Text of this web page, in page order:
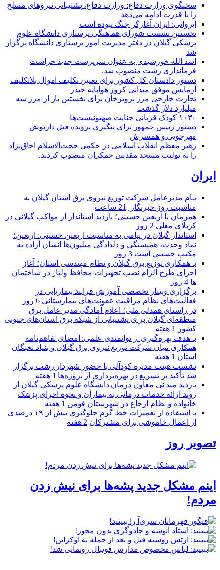
سخنگوی وزارت دفاع: وزارت دفاع، پشتیبانی نیرو‌های مسلح
را با قدرت ادامه می‌دهد
ایروانی: ایران آغازگر جنگ نبوده است
نخستین نشست شورای هماهنگی پرستاری دانشگاه علوم
پزشکی گیلان در دفتر مدیریت امور پرستاری دانشگاه برگزار
شد
اسد الله خورشیدی به عنوان سرپرست جدید حراست
فرمانداری رشت منصوب شد.
دستور دادستان کل کشور برای تعیین تکلیف اموال بلاتکلیف
آزمایش موفق میدانی کروز هواپایه حیدر
تجارت خارجی مرز پرویزخان برای نخستین بار از مرز سه
میلیارد دلار گذشت
۱۰۳۰ کودک قربانی جنایت صهیونیست‌ها
دستور رئیس جمهور برای پیگیری پرونده قتل داریوش
مهرجویی و همسرش
رهبر معظم انقلاب اسلامی در حکمی حجت‌الاسلام اجاق‌نژاد
را به تولیت مسجد مقدس جمکران منصوب کردند.
ایران
پیام مدیرعامل شركت توزیع نیروی برق استان گیلان به
مناسبت روز خبرنگار ‌
21 ساعت
همزمان با اربعین حسینی؛ بازدید استاندار از مواکب گیلانی در
کربلای معلی 2 روز
استاندار گیلان در پیامی به مناسبت اربعین حسینی: اربعین؛
نماد وحدت، همبستگی و دلدادگی میلیون‌ها انسان آزاده به
مکتب حسینی است 3 روز
با همکاری توزیع برق گیلان و نظام مهندسی استان؛ آغاز
اجرای طرح الزام نصب تجهیزات محافظ ولتاژ در ساختمان
ها 4 روز
برگزاری وبینار تخصصی آموزش فرایند بیماریابی در
فعالیت‌های نظام مراقبت عفونت‌های بیمارستانی 6 روز
در راستای همدلی ملی؛ اعلام آمادگی مدیر عامل برق
منطقه‌ای گیلان برای پشتیبانی از شبكه برق استان‌های جنوبی
كشور
1 هفته
با هدف بهره‌گیری از توانمندی علمی: امضای تفاهم‌نامه
همكاری میان شركت توزیع نیروی برق گیلان و بنیاد نخبگان
استان 1 هفته
نشست هیئت مدیره کودآلی با حضور شهردار رشت برگزار
شد تأکید بر تسریع در بهره‌برداری از پروژه‌ها 1 هفته
بازدید میدانی معاون درمان دانشگاه علوم پزشکی گیلان از
روند ارائه خدمات درمانی به بیماران و نحوه اجرای پزشک
خانواده و نظام ارجاع در شهرستان فومن 1 هفته
با استفاده از تعمیرات خط گرم جلوگیری بیش از ۱۹ درصدی
از اعمال خاموشی برای مشتركان 2 هفته
تصویر روز
اینم مشکل جدید پشه‌ها برای نیش زدن
مردم!